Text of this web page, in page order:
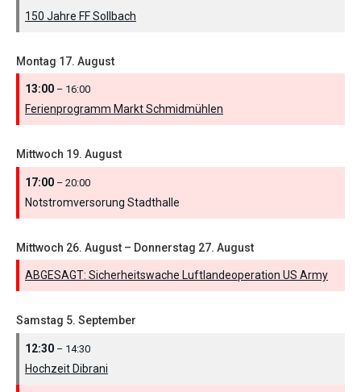
150 Jahre FF Sollbach
Montag 17. August
13:00 – 16:00
Ferienprogramm Markt Schmidmühlen
Mittwoch 19. August
17:00 – 20:00
Notstromversorung Stadthalle
Mittwoch 26. August – Donnerstag 27. August
ABGESAGT: Sicherheitswache Luftlandeoperation US Army
Samstag 5. September
12:30 – 14:30
Hochzeit Dibrani